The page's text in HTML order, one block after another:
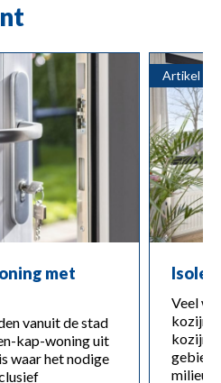
met
vanuit de stad
kap-woning uit
waar het nodige
Artikel
Veel
gebied
milieu.